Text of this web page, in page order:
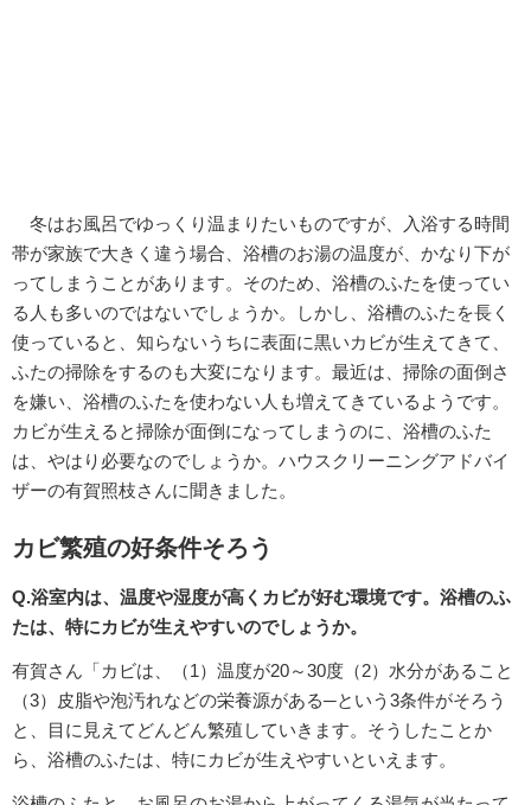
冬はお風呂でゆっくり温まりたいものですが、入浴する時間
帯が家族で大きく違う場合、浴槽のお湯の温度が、かなり下が
ってしまうことがあります。そのため、浴槽のふたを使ってい
る人も多いのではないでしょうか。しかし、浴槽のふたを長く
使っていると、知らないうちに表面に黒いカビが生えてきて、
ふたの掃除をするのも大変になります。最近は、掃除の面倒さ
を嫌い、浴槽のふたを使わない人も増えてきているようです。
カビが生えると掃除が面倒になってしまうのに、浴槽のふた
は、やはり必要なのでしょうか。ハウスクリーニングアドバイ
ザーの有賀照枝さんに聞きました。
カビ繁殖の好条件そろう
Q.浴室内は、温度や湿度が高くカビが好む環境です。浴槽のふ
たは、特にカビが生えやすいのでしょうか。
有賀さん「カビは、（1）温度が20～30度（2）水分があること
（3）皮脂や泡汚れなどの栄養源がある─という3条件がそろう
と、目に見えてどんどん繁殖していきます。そうしたことか
ら、浴槽のふたは、特にカビが生えやすいといえます。